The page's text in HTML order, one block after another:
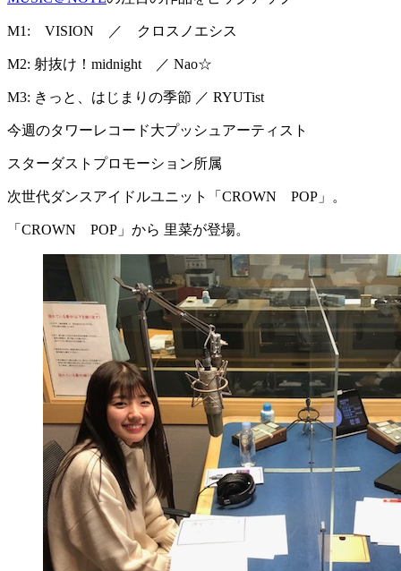
M1: VISION ／ クロスノエシス
M2: 射抜け！midnight ／ Nao☆
M3: きっと、はじまりの季節 ／ RYUTist
今週のタワーレコード大プッシュアーティスト
スターダストプロモーション所属
次世代ダンスアイドルユニット「CROWN POP」。
「CROWN POP」から 里菜が登場。